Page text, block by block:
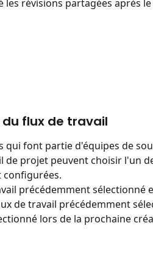
les révisions partagées après
flux de travail
qui font partie d'équipes de
de projet peuvent choisir l'un
configurées.
précédemment sélectionné
de travail précédemment
lors de la prochaine